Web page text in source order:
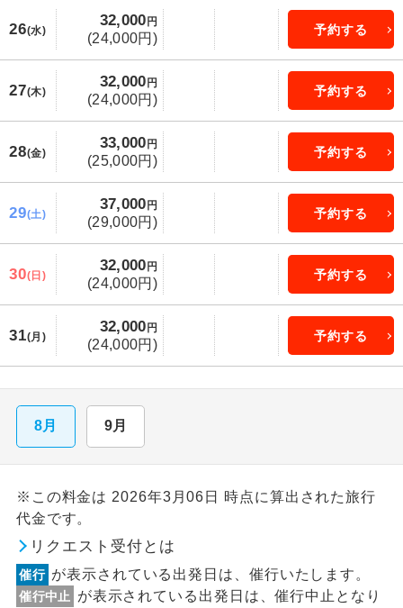
26(水)
32,000 円
(24,000円)
予約する
27(木)
32,000 円
(24,000円)
予約する
28(金)
33,000 円
(25,000円)
予約する
29(土)
37,000 円
(29,000円)
予約する
30(日)
32,000 円
(24,000円)
予約する
31(月)
32,000 円
(24,000円)
予約する
8月 9月
※この料金は 2026年3月06日 時点に算出された旅行
代金です。
リクエスト受付とは
催行 が表示されている出発日は、催行いたします。
催行中止
が表示されている出発日は、催行中止となり